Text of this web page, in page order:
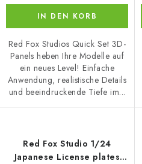
IN DEN KORB
Red Fox Studios Quick Set 3D-
Panels heben Ihre Modelle auf
ein neues Level! Einfache
Anwendung, realistische Details
und beeindruckende Tiefe im...
Red Fox Studio 1/24
Japanese License plates